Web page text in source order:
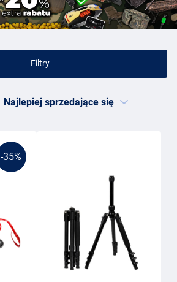
Filtry
-35%